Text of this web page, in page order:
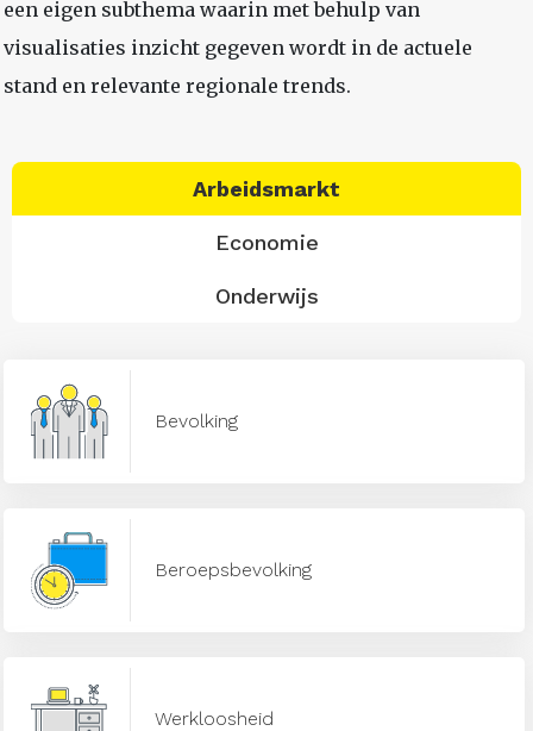
een eigen subthema waarin met behulp van
visualisaties inzicht gegeven wordt in de actuele
stand en relevante regionale trends.
Arbeidsmarkt
Economie
Onderwijs
Bevolking
Beroepsbevolking
Werkloosheid